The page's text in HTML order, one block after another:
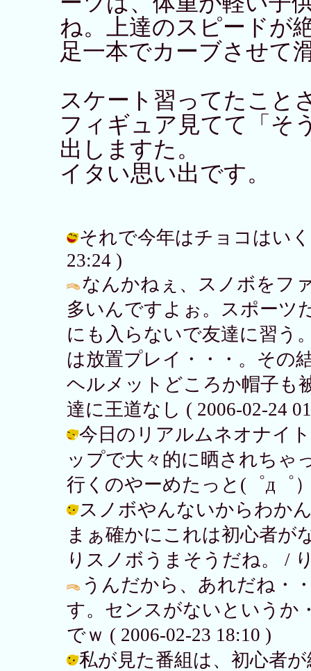
ね。上達のスピードが
足一本でカーブさせて
スケート習ってたこと
フィギュア見てて「そ
出しますた。
イタい思い出です。
それで今年はチョコはい
23:24 )
なんかねぇ、スノボをフ
多いんですよぉ。スポーツ
にも入らないで友達に習う
は放置プレイ・・・。その
ヘルメットどころか帽子も
達に王道なし ( 2006-02-24
今日のリアルムネオナイ
ップで大々的に晒されちゃ
行くのやーめたっと(゜д゜
スノボやんないからわか
まぁ確かにこれは初心者が
りスノボうまそうだね。 /
うんだから、あれだね・
す。センスがないというか
でｗ ( 2006-02-23 18:10 )
私が見た番組は、初心者